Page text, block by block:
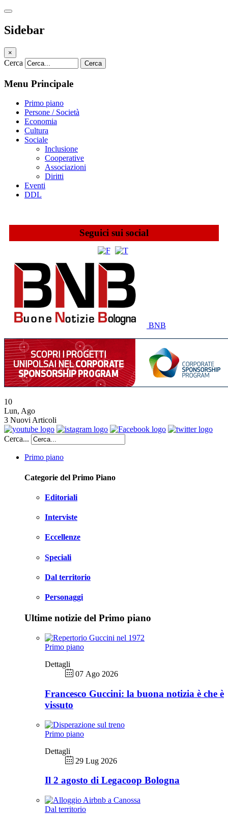
Sidebar
×
Cerca Cerca
Menu Principale
Primo piano
Persone / Società
Economia
Cultura
Sociale
Inclusione
Cooperative
Associazioni
Diritti
Eventi
DDL
Seguici sui social
BNB
10
Lun, Ago
3 Nuovi Articoli
Cerca...
Primo piano
Categorie del Primo Piano
Editoriali
Interviste
Eccellenze
Speciali
Dal territorio
Personaggi
Ultime notizie del Primo piano
Primo piano
Dettagli
07 Ago 2026
Francesco Guccini: la buona notizia è che è
vissuto
Primo piano
Dettagli
29 Lug 2026
Il 2 agosto di Legacoop Bologna
Dal territorio